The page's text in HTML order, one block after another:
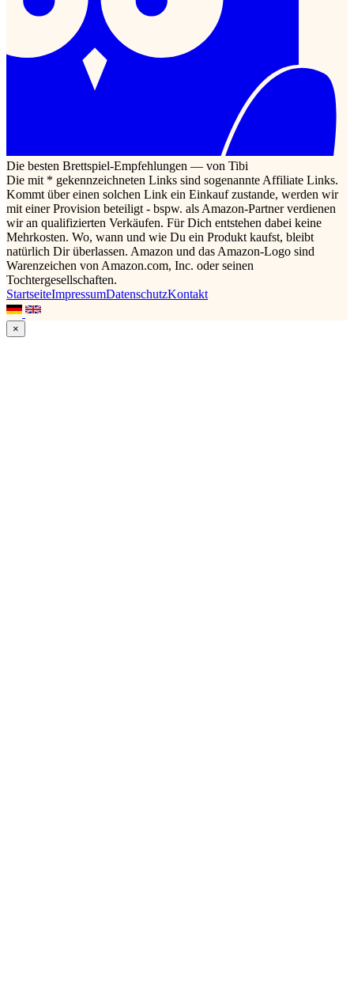
Die besten Brettspiel-Empfehlungen — von Tibi
Die mit * gekennzeichneten Links sind sogenannte Affiliate Links.
Kommt über einen solchen Link ein Einkauf zustande, werden wir
mit einer Provision beteiligt - bspw. als Amazon-Partner verdienen
wir an qualifizierten Verkäufen. Für Dich entstehen dabei keine
Mehrkosten. Wo, wann und wie Du ein Produkt kaufst, bleibt
natürlich Dir überlassen. Amazon und das Amazon-Logo sind
Warenzeichen von Amazon.com, Inc. oder seinen
Tochtergesellschaften.
StartseiteImpressumDatenschutzKontakt
×